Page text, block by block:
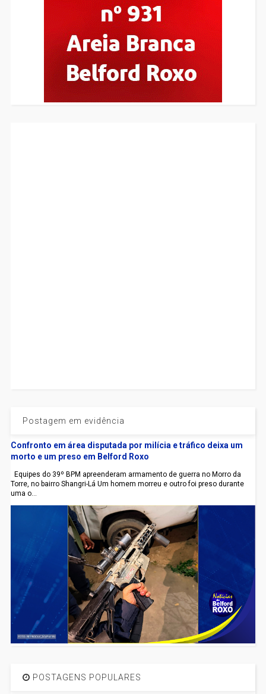
Postagem em evidência
Confronto em área disputada por milícia e tráfico deixa um
morto e um preso em Belford Roxo
Equipes do 39º BPM apreenderam armamento de guerra no Morro da
Torre, no bairro Shangri-Lá Um homem morreu e outro foi preso durante
uma o...
POSTAGENS POPULARES